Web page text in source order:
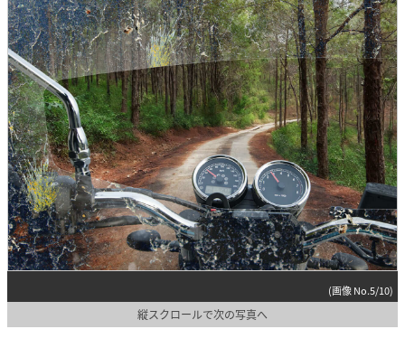
(画像 No.5/10)
縦スクロールで次の写真へ